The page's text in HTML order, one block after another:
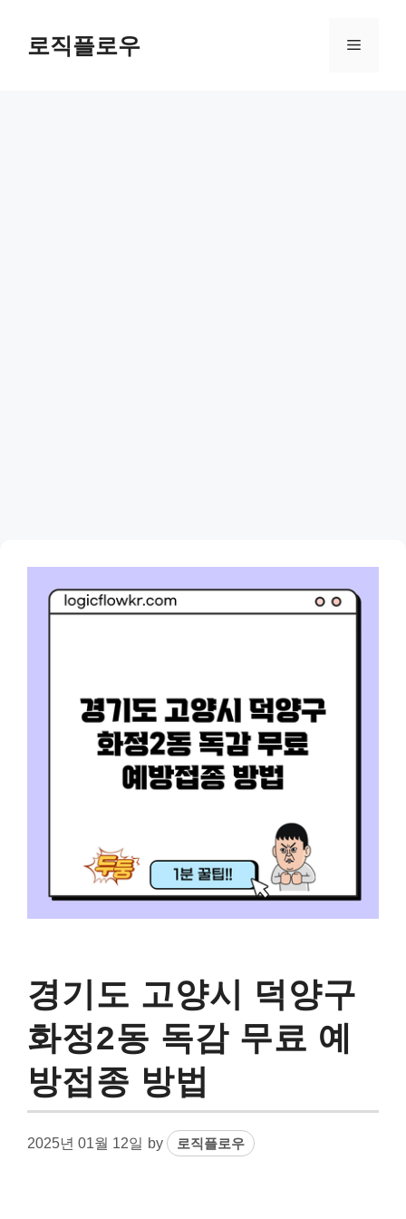
content로직플로우 Menu
경기도 고양시 덕양구
화정2동 독감 무료 예
방접종 방법
2025년 01월 12일 by 로직플로우